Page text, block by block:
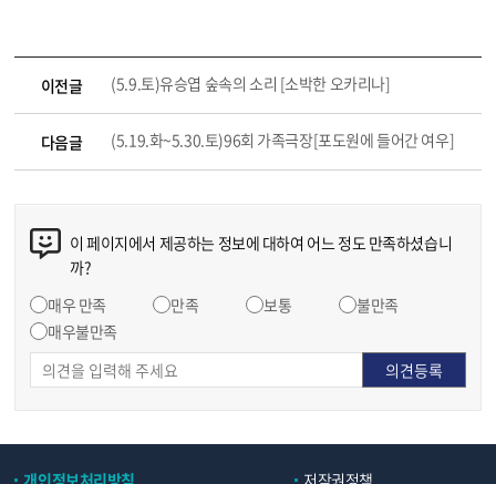
이전글 (5.9.토)유승엽 숲속의 소리 [소박한 오카리나]
다음글 (5.19.화~5.30.토)96회 가족극장[포도원에 들어간 여우]
이 페이지에서 제공하는 정보에 대하여 어느 정도 만족하셨습니
까?
매우 만족
만족 보통
불만족
매우불만족